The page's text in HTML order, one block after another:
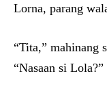
Lorna, parang
“Tita,” mahinang
“Nasaan si Lola?”